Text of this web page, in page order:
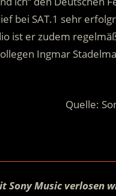
bei SAT.1 sehr
ist er zudem
Ingmar
Quelle:
Sony Music verlosen